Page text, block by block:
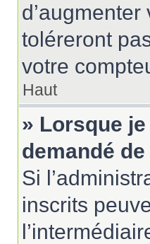
toléreront
votre
Haut
» Lorsque
demandé
Si
inscrits